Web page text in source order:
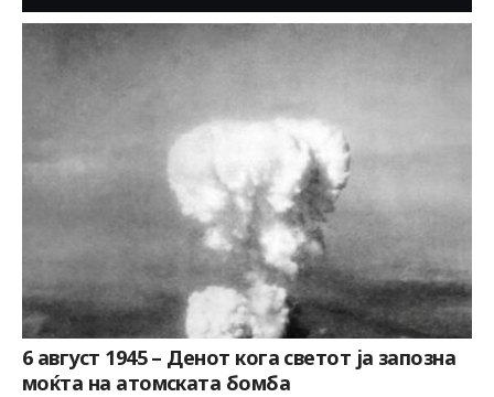
6 август 1945 – Денот кога светот ја запозна
моќта на атомската бомба